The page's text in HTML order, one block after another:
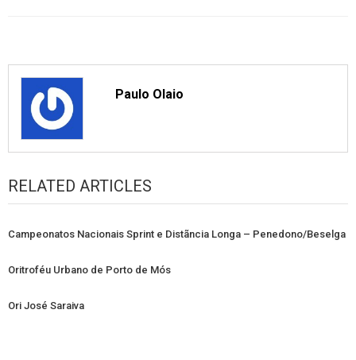
Paulo Olaio
RELATED ARTICLES
Campeonatos Nacionais Sprint e Distãncia Longa – Penedono/Beselga
Oritroféu Urbano de Porto de Mós
Ori José Saraiva